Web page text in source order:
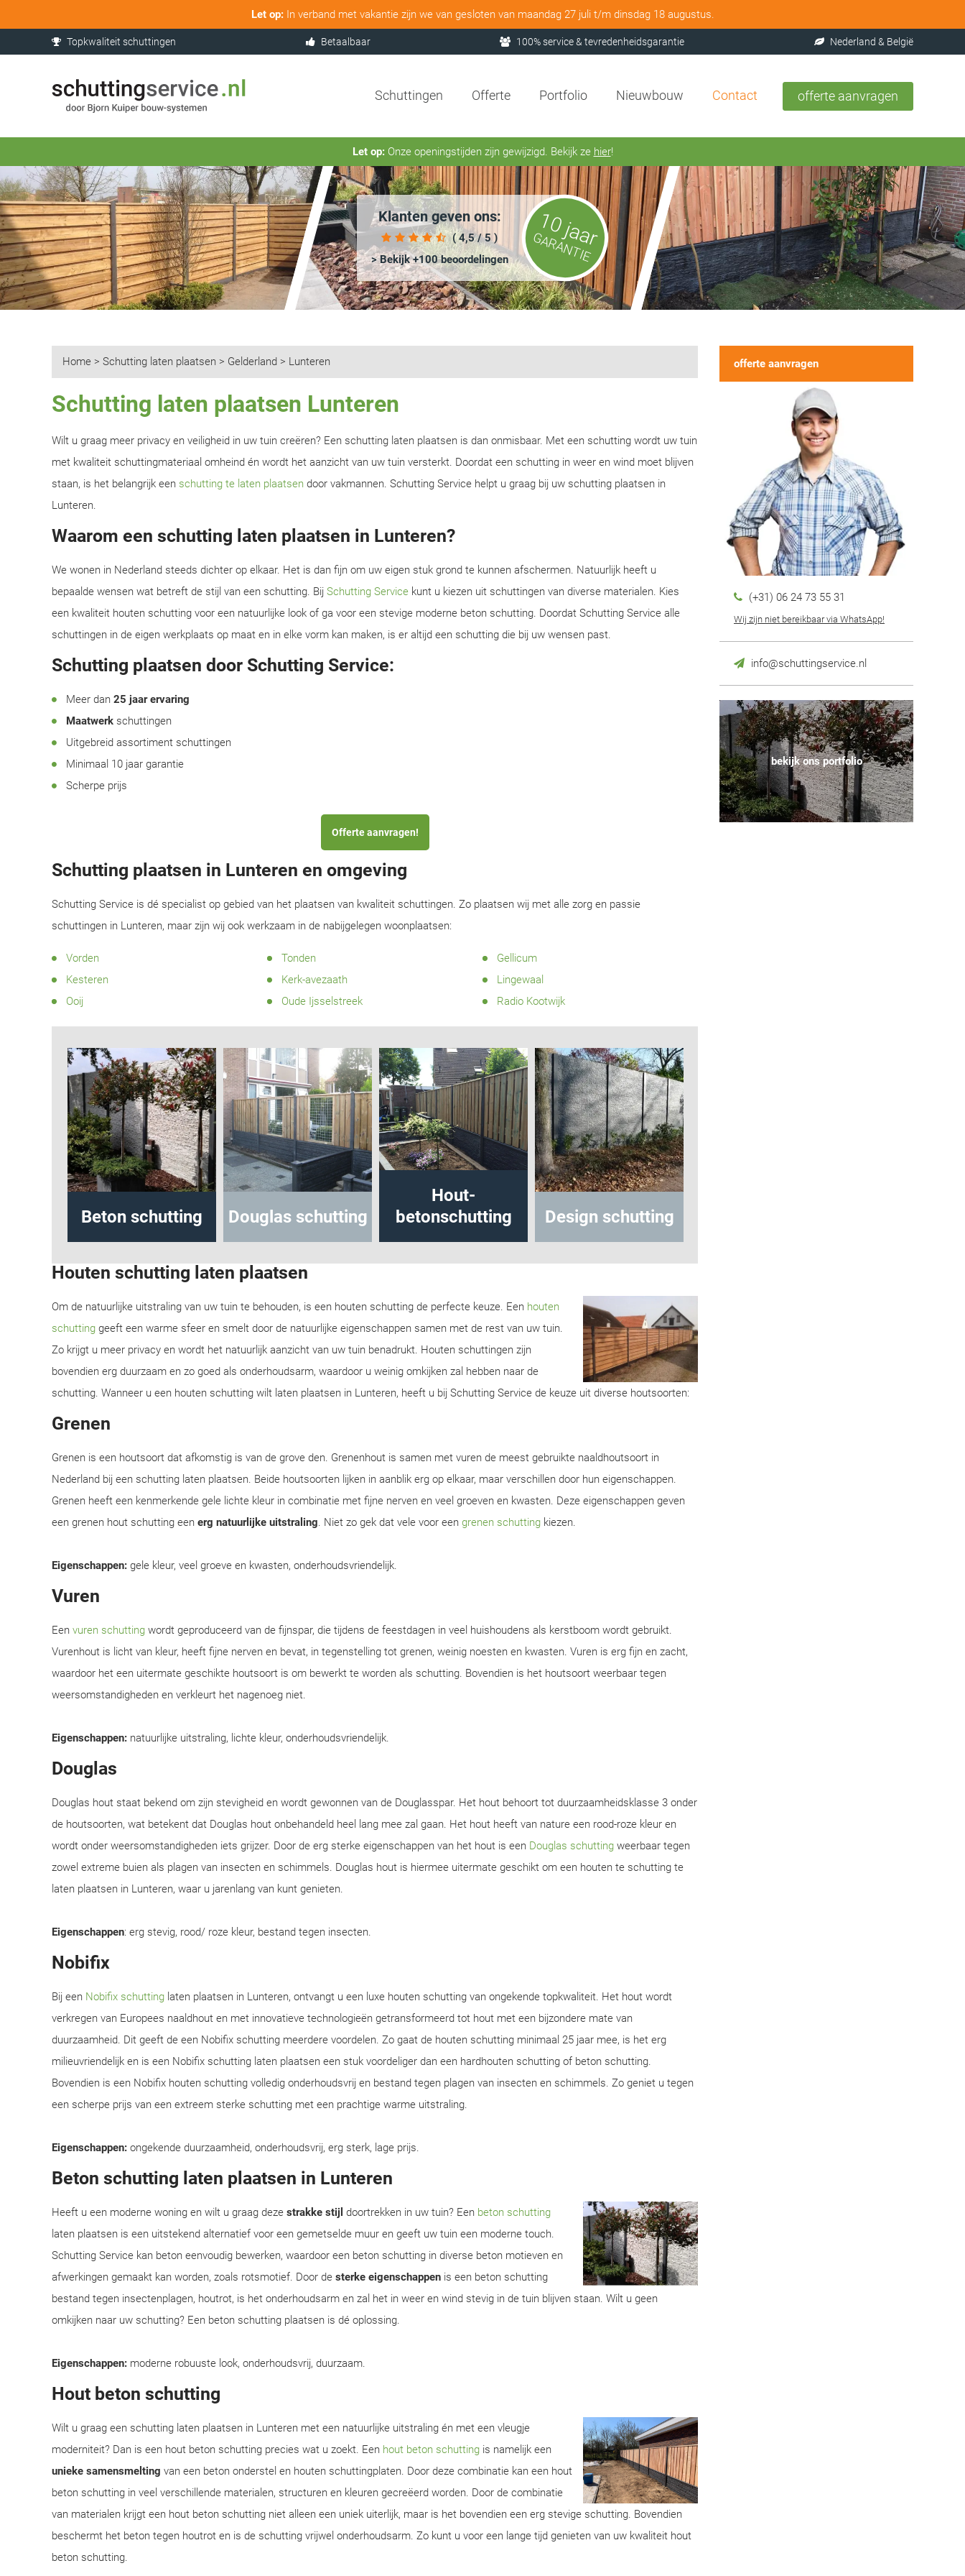
Let op:In verband met vakantie zijn we van gesloten van maandag 27 juli t/m dinsdag 18 augustus.
Topkwaliteit schuttingen Betaalbaar 100% service & tevredenheidsgarantie Nederland & België
Schuttingen Offerte Portfolio Nieuwbouw Contact offerte aanvragen
Let op:Onze openingstijden zijn gewijzigd. Bekijk ze hier!
Klanten geven ons:
( 4,5 / 5 )
> Bekijk +100 beoordelingen
10 jaar
GARANTIE
Home > Schutting laten plaatsen > Gelderland > Lunteren
Schutting laten plaatsen Lunteren
Wilt u graag meer privacy en veiligheid in uw tuin creëren? Een schutting laten plaatsen is dan onmisbaar. Met een schutting wordt uw tuin
met kwaliteit schuttingmateriaal omheind én wordt het aanzicht van uw tuin versterkt. Doordat een schutting in weer en wind moet blijven
staan, is het belangrijk een schutting te laten plaatsen door vakmannen. Schutting Service helpt u graag bij uw schutting plaatsen in
Lunteren.
Waarom een schutting laten plaatsen in Lunteren?
We wonen in Nederland steeds dichter op elkaar. Het is dan fijn om uw eigen stuk grond te kunnen afschermen. Natuurlijk heeft u
bepaalde wensen wat betreft de stijl van een schutting. Bij Schutting Service kunt u kiezen uit schuttingen van diverse materialen. Kies
een kwaliteit houten schutting voor een natuurlijke look of ga voor een stevige moderne beton schutting. Doordat Schutting Service alle
schuttingen in de eigen werkplaats op maat en in elke vorm kan maken, is er altijd een schutting die bij uw wensen past.
Schutting plaatsen door Schutting Service:
Meer dan 25 jaar ervaring
Maatwerk schuttingen
Uitgebreid assortiment schuttingen
Minimaal 10 jaar garantie
Scherpe prijs
Offerte aanvragen!
Schutting plaatsen in Lunteren en omgeving
Schutting Service is dé specialist op gebied van het plaatsen van kwaliteit schuttingen. Zo plaatsen wij met alle zorg en passie
schuttingen in Lunteren, maar zijn wij ook werkzaam in de nabijgelegen woonplaatsen:
Vorden Tonden
Gellicum
Kesteren
Kerk-avezaath
Lingewaal
Ooij
Oude Ijsselstreek Radio Kootwijk
schutting Douglas schutting
Hout-
betonschutting
Design schutting
Houten schutting laten plaatsen
Om de natuurlijke uitstraling van uw tuin te behouden, is een houten schutting de perfecte keuze. Een houten
schutting geeft een warme sfeer en smelt door de natuurlijke eigenschappen samen met de rest van uw tuin.
Zo krijgt u meer privacy en wordt het natuurlijk aanzicht van uw tuin benadrukt. Houten schuttingen zijn
bovendien erg duurzaam en zo goed als onderhoudsarm, waardoor u weinig omkijken zal hebben naar de
schutting. Wanneer u een houten schutting wilt laten plaatsen in Lunteren, heeft u bij Schutting Service de keuze uit diverse houtsoorten:
Grenen
Grenen is een houtsoort dat afkomstig is van de grove den. Grenenhout is samen met vuren de meest gebruikte naaldhoutsoort in
Nederland bij een schutting laten plaatsen. Beide houtsoorten lijken in aanblik erg op elkaar, maar verschillen door hun eigenschappen.
Grenen heeft een kenmerkende gele lichte kleur in combinatie met fijne nerven en veel groeven en kwasten. Deze eigenschappen geven
een grenen hout schutting een erg natuurlijke uitstraling. Niet zo gek dat vele voor een grenen schutting kiezen.
Eigenschappen: gele kleur, veel groeve en kwasten, onderhoudsvriendelijk.
Vuren
Een vuren schutting wordt geproduceerd van de fijnspar, die tijdens de feestdagen in veel huishoudens als kerstboom wordt gebruikt.
Vurenhout is licht van kleur, heeft fijne nerven en bevat, in tegenstelling tot grenen, weinig noesten en kwasten. Vuren is erg fijn en zacht,
waardoor het een uitermate geschikte houtsoort is om bewerkt te worden als schutting. Bovendien is het houtsoort weerbaar tegen
weersomstandigheden en verkleurt het nagenoeg niet.
Eigenschappen: natuurlijke uitstraling, lichte kleur, onderhoudsvriendelijk.
Douglas
Douglas hout staat bekend om zijn stevigheid en wordt gewonnen van de Douglasspar. Het hout behoort tot duurzaamheidsklasse 3 onder
de houtsoorten, wat betekent dat Douglas hout onbehandeld heel lang mee zal gaan. Het hout heeft van nature een rood-roze kleur en
wordt onder weersomstandigheden iets grijzer. Door de erg sterke eigenschappen van het hout is een Douglas schutting weerbaar tegen
zowel extreme buien als plagen van insecten en schimmels. Douglas hout is hiermee uitermate geschikt om een houten te schutting te
laten plaatsen in Lunteren, waar u jarenlang van kunt genieten.
Eigenschappen: erg stevig, rood/ roze kleur, bestand tegen insecten.
Nobifix
Bij een Nobifix schutting laten plaatsen in Lunteren, ontvangt u een luxe houten schutting van ongekende topkwaliteit. Het hout wordt
verkregen van Europees naaldhout en met innovatieve technologieën getransformeerd tot hout met een bijzondere mate van
duurzaamheid. Dit geeft de een Nobifix schutting meerdere voordelen. Zo gaat de houten schutting minimaal 25 jaar mee, is het erg
milieuvriendelijk en is een Nobifix schutting laten plaatsen een stuk voordeliger dan een hardhouten schutting of beton schutting.
Bovendien is een Nobifix houten schutting volledig onderhoudsvrij en bestand tegen plagen van insecten en schimmels. Zo geniet u tegen
een scherpe prijs van een extreem sterke schutting met een prachtige warme uitstraling.
Eigenschappen: ongekende duurzaamheid, onderhoudsvrij, erg sterk, lage prijs.
Beton schutting laten plaatsen in Lunteren
Heeft u een moderne woning en wilt u graag deze strakke stijl doortrekken in uw tuin? Een beton schutting
laten plaatsen is een uitstekend alternatief voor een gemetselde muur en geeft uw tuin een moderne touch.
Schutting Service kan beton eenvoudig bewerken, waardoor een beton schutting in diverse beton motieven en
afwerkingen gemaakt kan worden, zoals rotsmotief. Door de sterke eigenschappen is een beton schutting
bestand tegen insectenplagen, houtrot, is het onderhoudsarm en zal het in weer en wind stevig in de tuin blijven staan. Wilt u geen
omkijken naar uw schutting? Een beton schutting plaatsen is dé oplossing.
Eigenschappen: moderne robuuste look, onderhoudsvrij, duurzaam.
Hout beton schutting
Wilt u graag een schutting laten plaatsen in Lunteren met een natuurlijke uitstraling én met een vleugje
moderniteit? Dan is een hout beton schutting precies wat u zoekt. Een hout beton schutting is namelijk een
unieke samensmelting van een beton onderstel en houten schuttingplaten. Door deze combinatie kan een hout
beton schutting in veel verschillende materialen, structuren en kleuren gecreëerd worden. Door de combinatie
van materialen krijgt een hout beton schutting niet alleen een uniek uiterlijk, maar is het bovendien een erg stevige schutting. Bovendien
beschermt het beton tegen houtrot en is de schutting vrijwel onderhoudsarm. Zo kunt u voor een lange tijd genieten van uw kwaliteit hout
beton schutting.
offerte aanvragen
(+31) 06 24 73 55 31
Wij zijn niet bereikbaar via WhatsApp!
info@schuttingservice.nl
bekijk ons portfolio